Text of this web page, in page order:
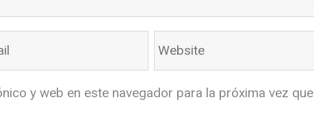
y web en este navegador para la próxima vez que